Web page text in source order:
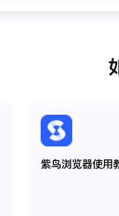
紫鸟浏览器使用